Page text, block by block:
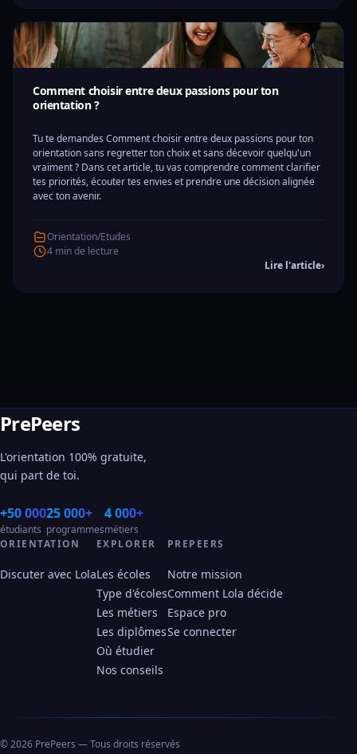
Comment choisir entre deux passions pour ton
orientation ?
Tu te demandes Comment choisir entre deux passions pour ton
orientation sans regretter ton choix et sans décevoir quelqu'un
vraiment ? Dans cet article, tu vas comprendre comment clarifier
tes priorités, écouter tes envies et prendre une décision alignée
avec ton avenir.
Orientation/Etudes
4 min de lecture
Lire l'article›
PrePeers
L'orientation 100% gratuite,
qui part de toi.
+50 000
étudiants
25 000+
programmes
4 000+
métiers
ORIENTATION
Discuter avec Lola
EXPLORER
Les écoles
Type d'écoles
Les métiers
Les diplômes
Où étudier
Nos conseils
PREPEERS
Notre mission
Comment Lola décide
Espace pro
Se connecter
© 2026 PrePeers — Tous droits réservés